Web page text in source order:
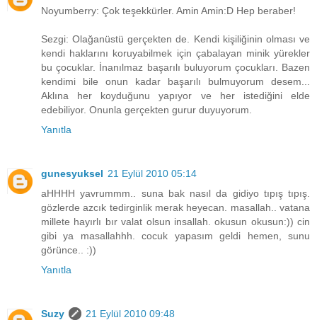
Noyumberry: Çok teşekkürler. Amin Amin:D Hep beraber!
Sezgi: Olağanüstü gerçekten de. Kendi kişiliğinin olması ve
kendi haklarını koruyabilmek için çabalayan minik yürekler
bu çocuklar. İnanılmaz başarılı buluyorum çocukları. Bazen
kendimi bile onun kadar başarılı bulmuyorum desem...
Aklına her koyduğunu yapıyor ve her istediğini elde
edebiliyor. Onunla gerçekten gurur duyuyorum.
Yanıtla
gunesyuksel 21 Eylül 2010 05:14
aHHHH yavrummm.. suna bak nasıl da gidiyo tıpış tıpış.
gözlerde azcık tedirginlik merak heyecan. masallah.. vatana
millete hayırlı bır valat olsun insallah. okusun okusun:)) cin
gibi ya masallahhh. cocuk yapasım geldi hemen, sunu
görünce.. :))
Yanıtla
Suzy
21 Eylül 2010 09:48